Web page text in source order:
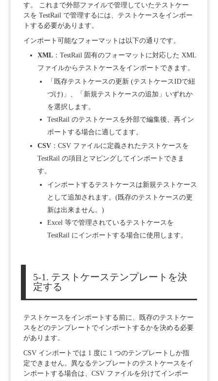
す。 これまで外部ファイルで管理していたテストケー
スを TestRail で管理するには、テストケースをインポー
トする必要があります。
インポート可能なフォーマットは以下の通りです。
XML：TestRail 固有のフォーマットに対応した XML
ファイルからテストケースをインポートできます。
「既存テストケースの更新 (テストケースIDで紐
づけ)」、「新規テストケースの追加」いずれか
を選択します。
TestRail のテストケースを外部で編集後、再イン
ポートする場合に適してます。
CSV：CSV ファイルに定義されたテストケースを
TestRail の項目とマピングしてインポートできま
す。
インポートするテストケースは新規テストケース
として追加されます。(既存のテストケースの更
新は出来ません。)
Excel 等で管理されているテストケースを
TestRail にインポートする場合に使用します。
5-1. テストケーステンプレートを決
定する
テストケースをインポートする前に、既存のテストケー
スをどのテンプレートでインポートするかを決める必要
があります。
CSV インポートでは 1 度に 1 つのテンプレートしか指
定できません。異なるテンプレートのテストケースをイ
ンポートする場合は、CSV ファイルを分けてインポー